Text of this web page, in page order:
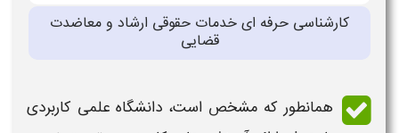
کارشناسی حرفه ای خدمات حقوقی ارشاد و معاضدت
قضایی
همانطور که مشخص است، دانشگاه علمی کاربردی